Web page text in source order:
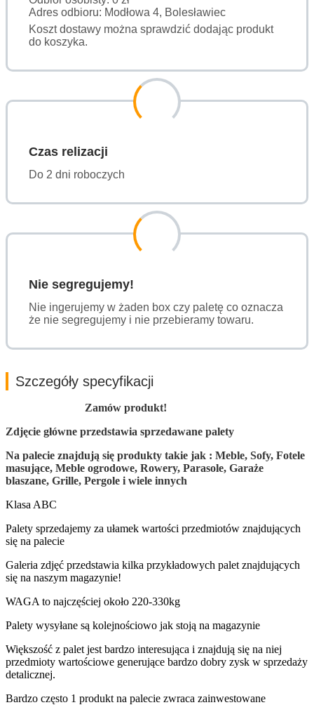
Adres odbioru: Modłowa 4, Bolesławiec
Koszt dostawy można sprawdzić dodając produkt
do koszyka.
Czas relizacji
Do 2 dni roboczych
Nie segregujemy!
Nie ingerujemy w żaden box czy paletę co oznacza
że nie segregujemy i nie przebieramy towaru.
Szczegóły specyfikacji
Zamów produkt!
Zdjęcie główne przedstawia sprzedawane palety
Na palecie znajdują się produkty takie jak : Meble, Sofy, Fotele
masujące, Meble ogrodowe, Rowery, Parasole, Garaże
blaszane, Grille, Pergole i wiele innych
Klasa ABC
Palety sprzedajemy za ułamek wartości przedmiotów znajdujących
się na palecie
Galeria zdjęć przedstawia kilka przykładowych palet znajdujących
się na naszym magazynie!
WAGA to najczęściej około 220-330kg
Palety wysyłane są kolejnościowo jak stoją na magazynie
Większość z palet jest bardzo interesująca i znajdują się na niej
przedmioty wartościowe generujące bardzo dobry zysk w sprzedaży
detalicznej.
Bardzo często 1 produkt na palecie zwraca zainwestowane